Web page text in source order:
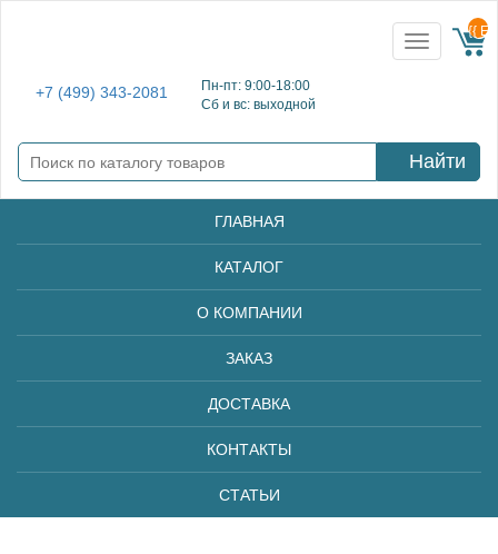
+7 (499) 343-2081
Пн-пт: 9:00-18:00
Сб и вс: выходной
Toggle
navigation
{{
Найти
ГЛАВНАЯ
КАТАЛОГ
О КОМПАНИИ
ЗАКАЗ
ДОСТАВКА
КОНТАКТЫ
СТАТЬИ